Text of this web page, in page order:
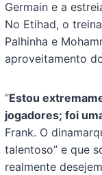
Germain e a
No Etihad, o
Palhinha e
aproveitamento
“Estou
jogadores; foi
Frank. O
talentoso” e que
realmente